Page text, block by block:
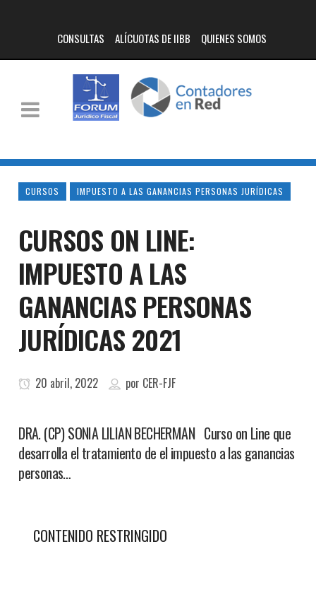
CONSULTAS ALÍCUOTAS DE IIBB QUIENES SOMOS
CURSOS IMPUESTO A LAS GANANCIAS PERSONAS JURÍDICAS
CURSOS ON LINE:
IMPUESTO A LAS
GANANCIAS PERSONAS
JURÍDICAS 2021
20 abril, 2022 por CER-FJF
DRA. (CP) SONIA LILIAN BECHERMAN Curso on Line que
desarrolla el tratamiento de el impuesto a las ganancias
personas…
CONTENIDO RESTRINGIDO